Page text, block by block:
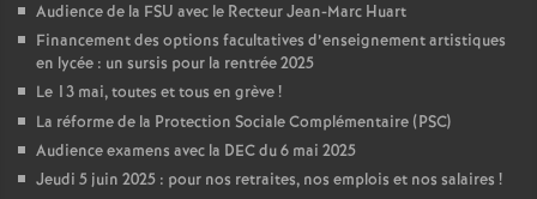
Audience de la FSU avec le Recteur Jean-Marc Huart
Financement des options facultatives d’enseignement artistiques
en lycée : un sursis pour la rentrée 2025
Le 13 mai, toutes et tous en grève!
La réforme de la Protection Sociale Complémentaire (PSC)
Audience examens avec la DEC du 6 mai 2025
Jeudi 5 juin 2025 : pour nos retraites, nos emplois et nos salaires !